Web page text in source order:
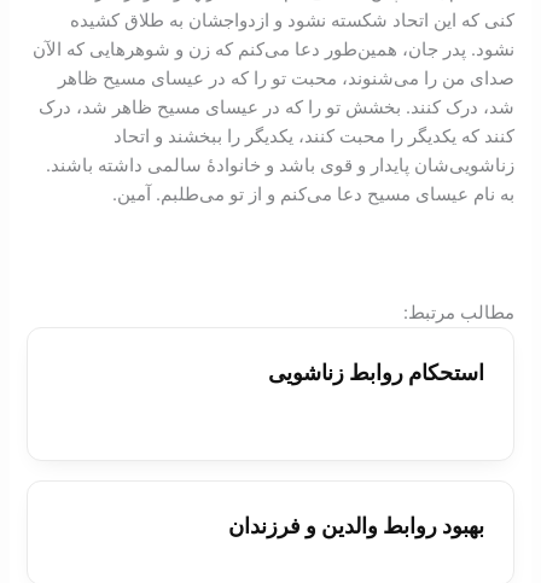
کنی که این اتحاد شکسته نشود و ازدواجشان به طلاق کشیده
نشود. پدر جان، همین‌طور دعا می‌کنم که زن و شوهرهایی که الآن
صدای من را می‌شنوند، محبت تو را که در عیسای مسیح ظاهر
شد، درک کنند. بخشش تو را که در عیسای مسیح ظاهر شد، درک
کنند که یکدیگر را محبت کنند، یکدیگر را ببخشند و اتحاد
زناشویی‌شان پایدار و قوی باشد و خانوادۀ سالمی داشته باشند.
به نام عیسای مسیح دعا می‌کنم و از تو می‌طلبم. آمین.
:مطالب مرتبط
استحکام روابط زناشويی
بهبود روابط والدين و فرزندان